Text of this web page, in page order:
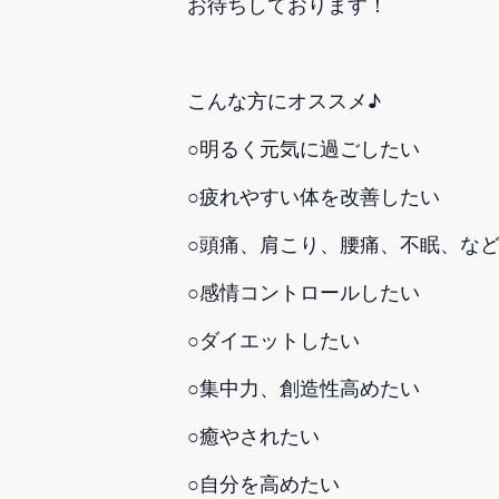
こんな方にオススメ♪
○明るく元気に過ごしたい
○疲れやすい体を改善したい
○頭痛、肩こり、腰痛、不眠、な
○感情コントロールしたい
○ダイエットしたい
○集中力、創造性高めたい
○癒やされたい
○自分を高めたい